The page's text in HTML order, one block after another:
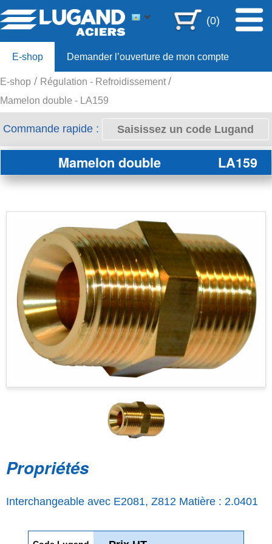
(0)
E-shop Demander l’ouverture de mon compte
Offre 80ans
E-shop
Régulation - Refroidissement
Mamelon double - LA159
Commande rapide :
Mamelon double LA159
Propriétés
Interchangeable avec E2081, Z812 Matière : 2.0401